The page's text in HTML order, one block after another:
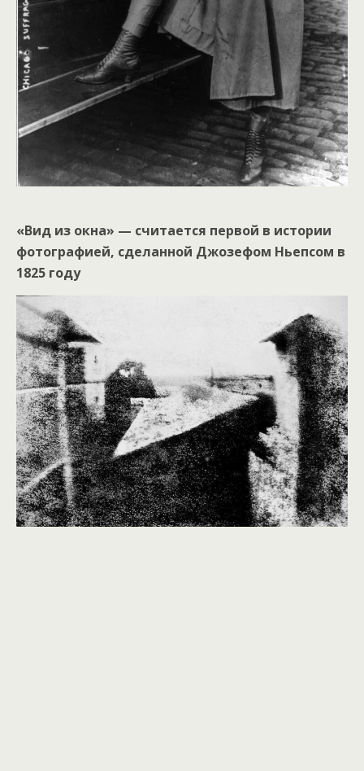
«Вид из окна» — считается первой в истории
фотографией, сделанной Джозефом Ньепсом в
1825 году